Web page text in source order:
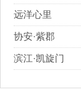
远洋心里
协安·紫郡
滨江·凯旋门